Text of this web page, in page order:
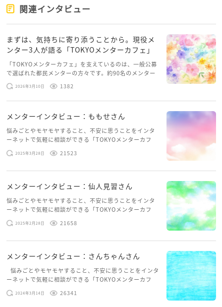
関連インタビュー
まずは、気持ちに寄り添うことから。現役メ
ンター3人が語る「TOKYOメンターカフェ」
「TOKYOメンターカフェ」を支えているのは、一般公募
で選ばれた都民メンターの方々です。約90名のメンター
は、年齢も経験も仕事も様々ですが、「悩みを抱えた人
をサポートしたい」という気持ちは皆同じ。画面越しに
寄せられる相談 […]
2026年3月10日 1382
メンターインタビュー：ももせさん
悩みごとやモヤモヤすること、不安に思うことをインタ
ーネットで気軽に相談ができる「TOKYOメンターカフ
ェ」。仕事や子育てなどを経験してきた方が、都民メン
ター（助言者）となって多様な悩みに寄り添い、悩みを
2025年3月28日 21523
メンターインタビュー：仙人見習さん
悩みごとやモヤモヤすること、不安に思うことをインタ
ーネットで気軽に相談ができる「TOKYOメンターカフ
ェ」。仕事や子育てなどを経験してきた方が、都民メン
ター（助言者）となって多様な悩みに寄り添い、悩みを
2025年2月28日 21658
メンターインタビュー：さんちゃんさん
悩みごとやモヤモヤすること、不安に思うことをインタ
ーネットで気軽に相談ができる「TOKYOメンターカフ
ェ」。仕事や子育てなどを経験してきた方が、都民メン
ター（助言者）となって多様な悩みに寄り添い、悩みを
2024年3月14日 26341